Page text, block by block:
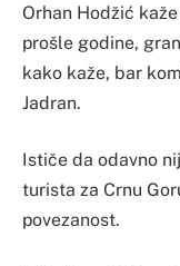
Orhan Hodžić
prošle godine,
kako kaže, bar
Jadran.
Ističe da odavno
turista za Crnu
povezanost.